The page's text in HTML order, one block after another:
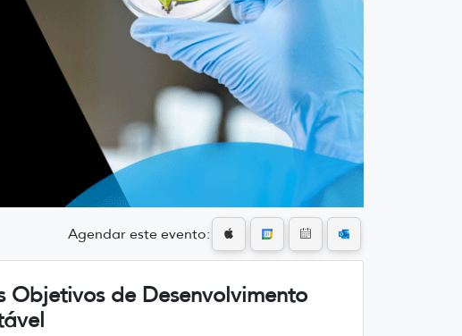
Agendar este evento:
de Desenvolvimento